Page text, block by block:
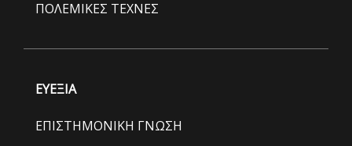
ΠΟΛΕΜΙΚΕΣ ΤΕΧΝΕΣ
ΕΥΕΞΙΑ
ΕΠΙΣΤΗΜΟΝΙΚΗ ΓΝΩΣΗ